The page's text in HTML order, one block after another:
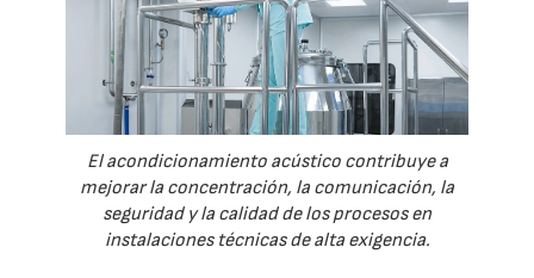
El acondicionamiento acústico contribuye a
mejorar la concentración, la comunicación, la
seguridad y la calidad de los procesos en
instalaciones técnicas de alta exigencia.